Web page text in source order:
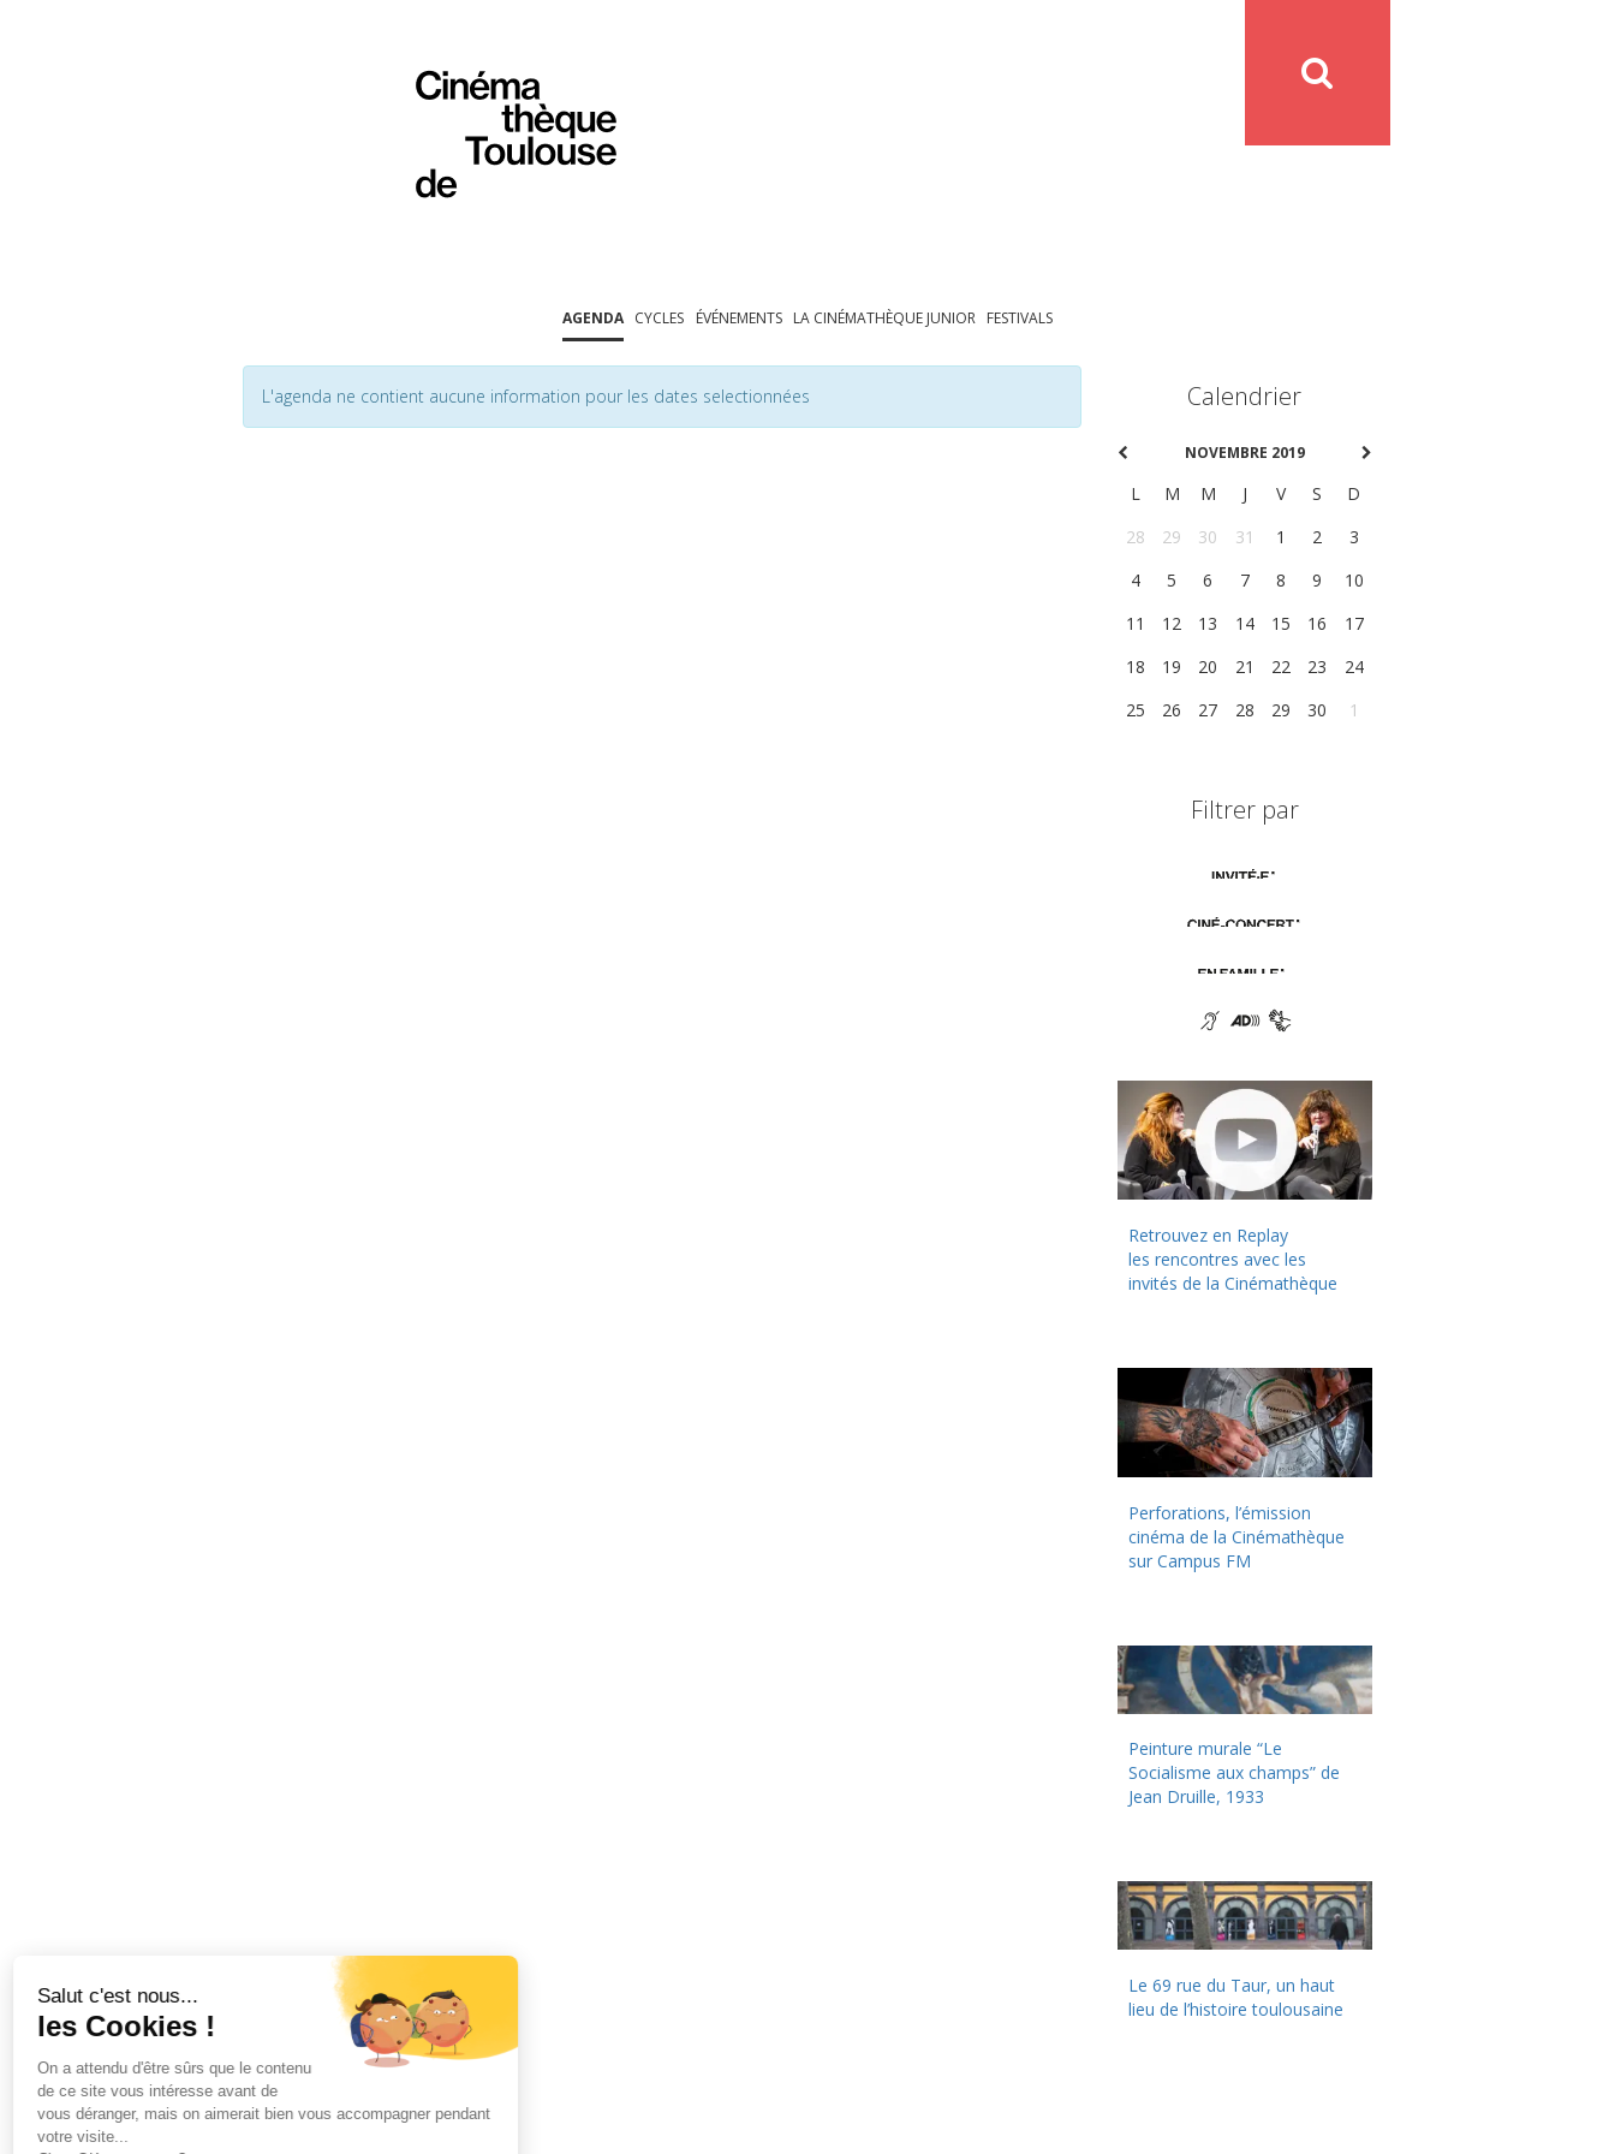
AGENDA CYCLES ÉVÉNEMENTS LA CINÉMATHÈQUE JUNIOR FESTIVALS
L'agenda ne contient aucune information pour les dates selectionnées Calendrier
NOVEMBRE 2019
L M M J V S
D
28
29 30 31 1 2
3
4
5 6 7 8 9
10
11
12 13 14 15 16
17
18
19 20 21 22 23
24
25
26 27 28 29 30 1
Filtrer par
Retrouvez en Replay
les rencontres avec les
invités de la Cinémathèque
Perforations, l’émission
cinéma de la Cinémathèque
sur Campus FM
Peinture murale “Le
Socialisme aux champs” de
Jean Druille, 1933
Le 69 rue du Taur, un haut
lieu de l’histoire toulousaine